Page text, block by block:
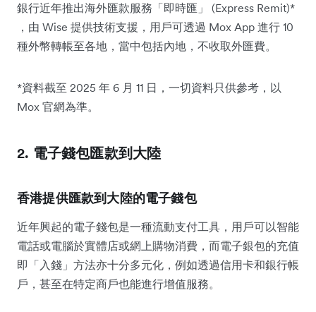
銀行近年推出海外匯款服務「即時匯」 (Express Remit)*
，由 Wise 提供技術支援，用戶可透過 Mox App 進行 10
種外幣轉帳至各地，當中包括內地，不收取外匯費。
*資料截至 2025 年 6 月 11 日，一切資料只供參考，以
Mox 官網為準。
2. 電子錢包匯款到大陸
香港提供匯款到大陸的電子錢包
近年興起的電子錢包是一種流動支付工具，用戶可以智能
電話或電腦於實體店或網上購物消費，而電子銀包的充值
即「入錢」方法亦十分多元化，例如透過信用卡和銀行帳
戶，甚至在特定商戶也能進行增值服務。